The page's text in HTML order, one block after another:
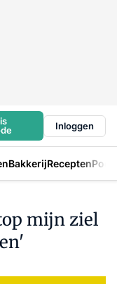
Inloggen
BakkerijRecepten
mijn ziel